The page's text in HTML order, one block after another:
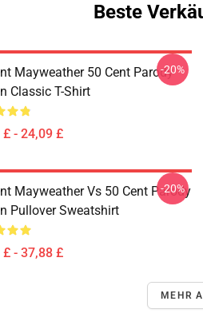
Beste
Mayweather 50 Cent Parody
Classic T-Shirt
- 24,09 £
-20%
Mayweather Vs 50 Cent Parody
Pullover Sweatshirt
- 37,88 £
-20%
MEHR